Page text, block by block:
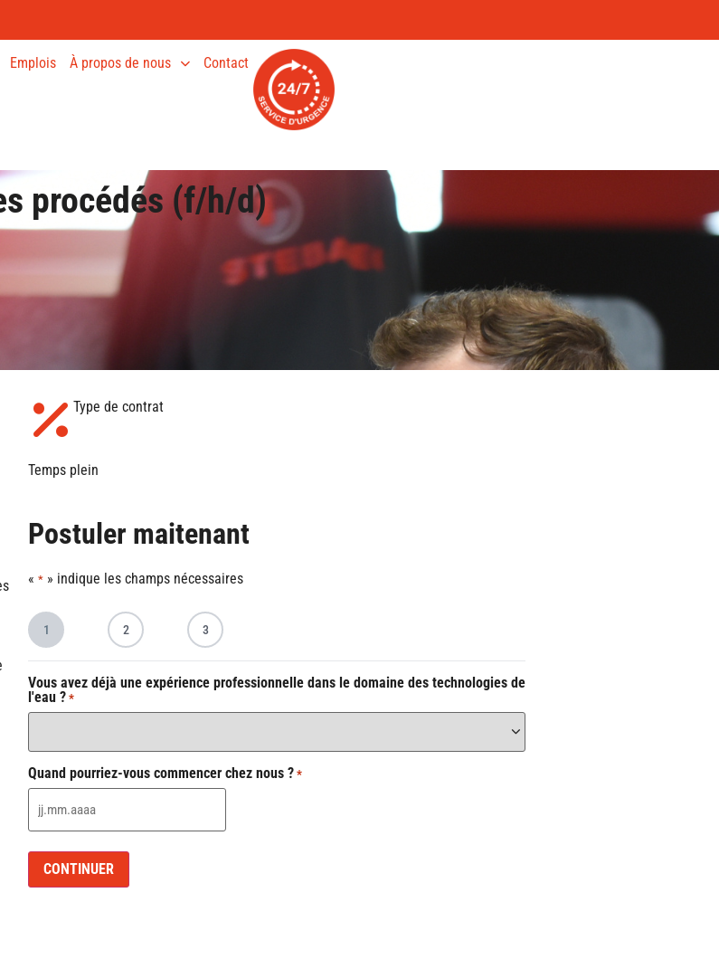
Emplois À propos de nous Contact
procédés (f/h/d)
Type de contrat
Temps plein
Postuler maitenant
« * » indique les champs nécessaires
1 2 3
Vous avez déjà une expérience professionnelle dans le domaine des technologies de
l'eau ? *
Quand pourriez-vous commencer chez nous ? *